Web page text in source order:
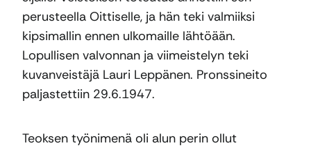
perusteella Oittiselle, ja hän teki valmiiksi
kipsimallin ennen ulkomaille lähtöään.
Lopullisen valvonnan ja viimeistelyn teki
kuvanveistäjä Lauri Leppänen. Pronssineito
paljastettiin 29.6.1947.
Teoksen työnimenä oli alun perin ollut